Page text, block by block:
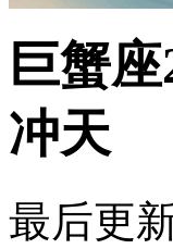
巨蟹
冲天
最后更